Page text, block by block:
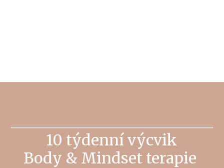
10 týdenní výcvik
Body & Mindset terapie